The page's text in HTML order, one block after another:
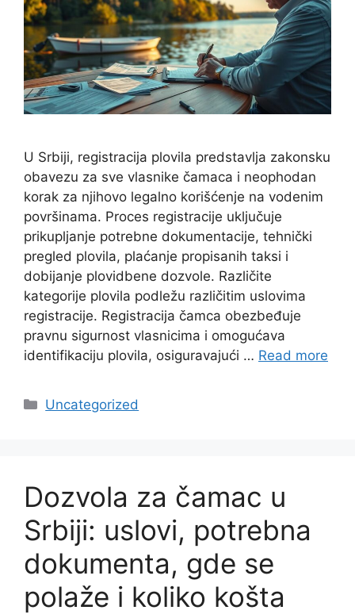
U Srbiji, registracija plovila predstavlja zakonsku
obavezu za sve vlasnike čamaca i neophodan
korak za njihovo legalno korišćenje na vodenim
površinama. Proces registracije uključuje
prikupljanje potrebne dokumentacije, tehnički
pregled plovila, plaćanje propisanih taksi i
dobijanje plovidbene dozvole. Različite
kategorije plovila podležu različitim uslovima
registracije. Registracija čamca obezbeđuje
pravnu sigurnost vlasnicima i omogućava
identifikaciju plovila, osiguravajući … Read more
Categories
Uncategorized
Dozvola za čamac u
Srbiji: uslovi, potrebna
dokumenta, gde se
polaže i koliko košta